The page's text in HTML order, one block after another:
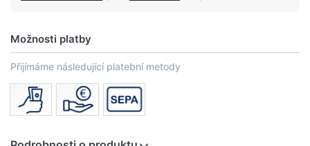
Možnosti platby
Přijímáme následující platební metody